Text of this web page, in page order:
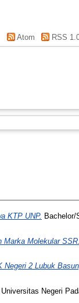
Atom RSS
KTP UNP. Bachelor/
Molekular SSR.
2 Lubuk
Negeri